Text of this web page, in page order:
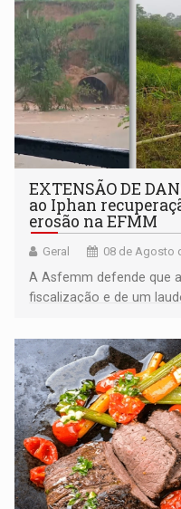
EXTENSÃO DE
ao Iphan
erosão na EFMM
Geral 08 de Agosto
A Asfemm defende que
fiscalização e de um